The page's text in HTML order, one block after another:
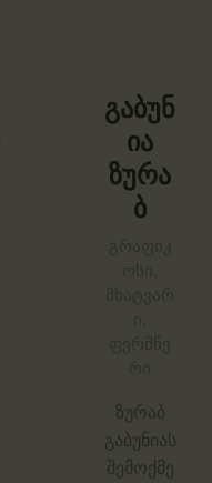
გაბუნ
ია
ზურა
ბ
ზურაბ
გაბუნიას
შემოქმე